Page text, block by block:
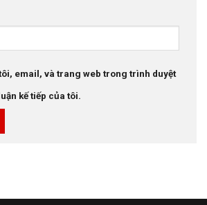
email, và trang web trong trình duyệt
kế tiếp của tôi.